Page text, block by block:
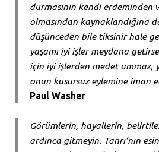
durmasının kendi erdeminden
olmasından kaynaklandığına
düşünceden bile tiksinir hale
yaşamı iyi işler meydana
için iyi işlerden medet ummaz,
onun kusursuz eylemine iman
Paul Washer
Görümlerin, hayallerin,
ardınca gitmeyin. Tanrı’nın